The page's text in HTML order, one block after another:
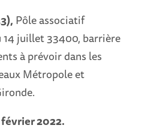
Pôle associatif
14 juillet 33400, barrière
à prévoir dans les
Métropole et
2022.